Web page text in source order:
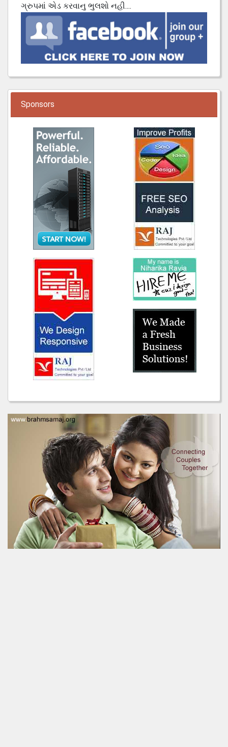
ગ્રુપમાં એડ કરવાનુ ભુલશો નહી....
Sponsors